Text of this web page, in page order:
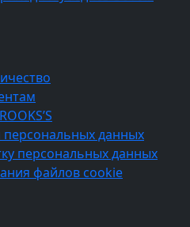
данных
персональных данных
файлов cookie